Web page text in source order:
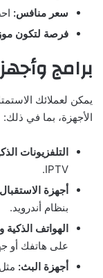
سعر منافس:
فرصة لتكون
برامج
الأجهزة، بما في ذلك:
التلفزيونات
IPTV.
أجهزة
بنظام أندرويد.
الهواتف الذكية
على هاتفك أو
أجهزة البث: مثل Amazon Fire Stick و Roku.